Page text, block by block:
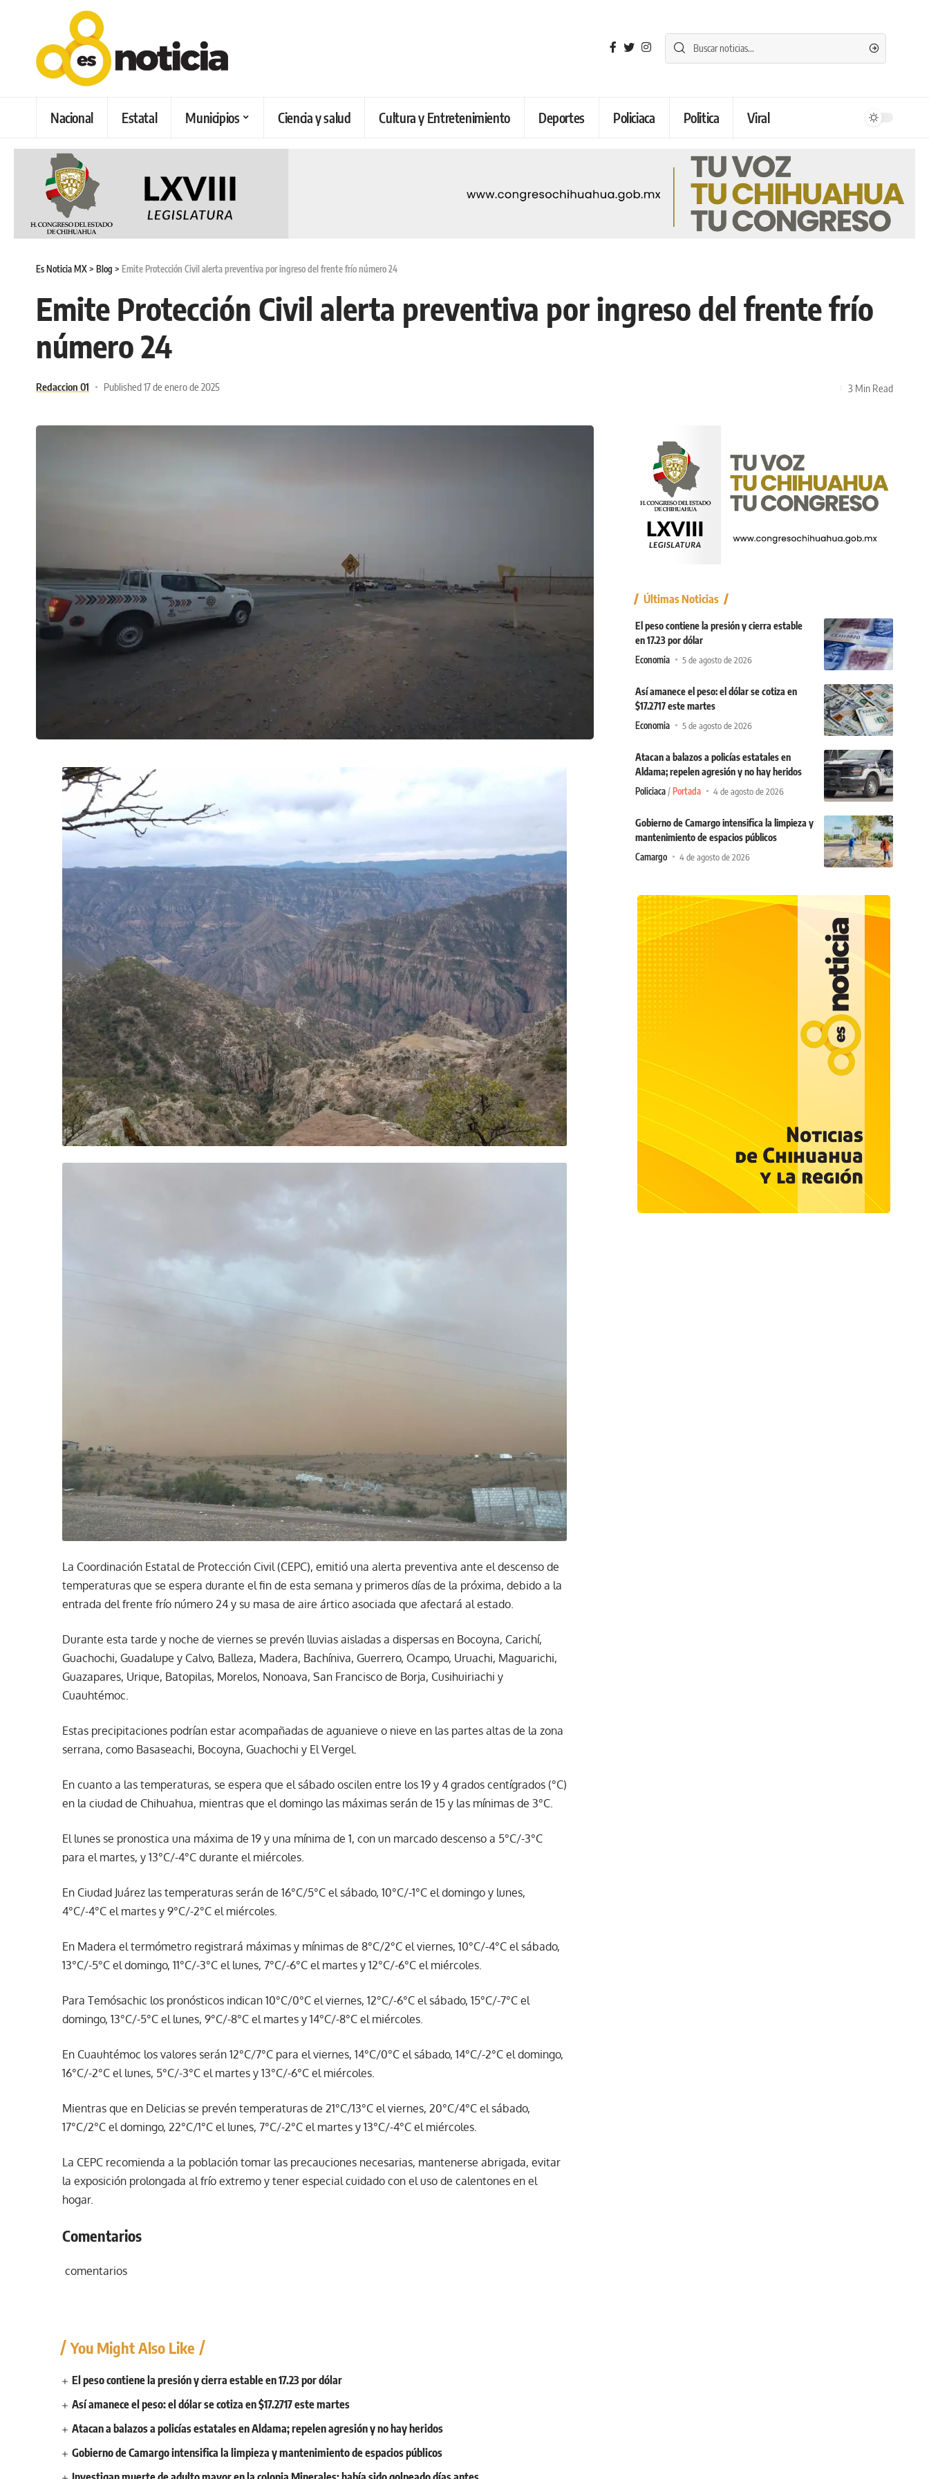
Nacional Estatal Municipios Ciencia y salud Cultura y Entretenimiento Deportes Policiaca Politica Viral
Es Noticia MX> Blog > Emite Protección Civil alerta preventiva por ingreso del frente frío número 24
Emite Protección Civil alerta preventiva por ingreso del frente frío
número 24
Redaccion 01 Published 17 de enero de 2025 3 Min Read
La Coordinación Estatal de Protección Civil (CEPC), emitió una alerta preventiva ante el descenso de
temperaturas que se espera durante el fin de esta semana y primeros días de la próxima, debido a la
entrada del frente frío número 24 y su masa de aire ártico asociada que afectará al estado.
Durante esta tarde y noche de viernes se prevén lluvias aisladas a dispersas en Bocoyna, Carichí,
Guachochi, Guadalupe y Calvo, Balleza, Madera, Bachíniva, Guerrero, Ocampo, Uruachi, Maguarichi,
Guazapares, Urique, Batopilas, Morelos, Nonoava, San Francisco de Borja, Cusihuiriachi y
Cuauhtémoc.
Estas precipitaciones podrían estar acompañadas de aguanieve o nieve en las partes altas de la zona
serrana, como Basaseachi, Bocoyna, Guachochi y El Vergel.
En cuanto a las temperaturas, se espera que el sábado oscilen entre los 19 y 4 grados centígrados (°C)
en la ciudad de Chihuahua, mientras que el domingo las máximas serán de 15 y las mínimas de 3°C.
El lunes se pronostica una máxima de 19 y una mínima de 1, con un marcado descenso a 5°C/-3°C
para el martes, y 13°C/-4°C durante el miércoles.
En Ciudad Juárez las temperaturas serán de 16°C/5°C el sábado, 10°C/-1°C el domingo y lunes,
4°C/-4°C el martes y 9°C/-2°C el miércoles.
En Madera el termómetro registrará máximas y mínimas de 8°C/2°C el viernes, 10°C/-4°C el sábado,
13°C/-5°C el domingo, 11°C/-3°C el lunes, 7°C/-6°C el martes y 12°C/-6°C el miércoles.
Para Temósachic los pronósticos indican 10°C/0°C el viernes, 12°C/-6°C el sábado, 15°C/-7°C el
domingo, 13°C/-5°C el lunes, 9°C/-8°C el martes y 14°C/-8°C el miércoles.
En Cuauhtémoc los valores serán 12°C/7°C para el viernes, 14°C/0°C el sábado, 14°C/-2°C el domingo,
16°C/-2°C el lunes, 5°C/-3°C el martes y 13°C/-6°C el miércoles.
Mientras que en Delicias se prevén temperaturas de 21°C/13°C el viernes, 20°C/4°C el sábado,
17°C/2°C el domingo, 22°C/1°C el lunes, 7°C/-2°C el martes y 13°C/-4°C el miércoles.
La CEPC recomienda a la población tomar las precauciones necesarias, mantenerse abrigada, evitar
la exposición prolongada al frío extremo y tener especial cuidado con el uso de calentones en el
hogar.
Comentarios
comentarios
You Might Also Like
El peso contiene la presión y cierra estable en 17.23 por dólar
Así amanece el peso: el dólar se cotiza en $17.2717 este martes
Atacan a balazos a policías estatales en Aldama; repelen agresión y no hay heridos
Gobierno de Camargo intensifica la limpieza y mantenimiento de espacios públicos
Últimas Noticias
El peso contiene la presión y cierra estable
en 17.23 por dólar
Economia 5 de agosto de 2026
Así amanece el peso: el dólar se cotiza en
$17.2717 este martes
Economia 5 de agosto de 2026
Atacan a balazos a policías estatales en
Aldama; repelen agresión y no hay heridos
Policiaca Portada 4 de agosto de 2026
Gobierno de Camargo intensifica la limpieza y
mantenimiento de espacios públicos
Camargo 4 de agosto de 2026